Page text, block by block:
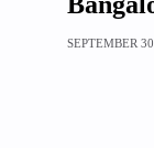
SEPTEMBER